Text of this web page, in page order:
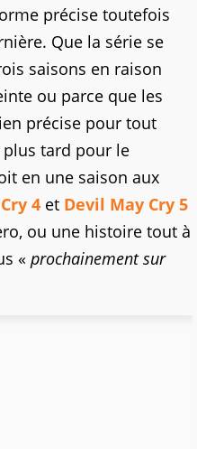
précise toutefois
Que la série se
saisons en raison
ou parce que les
précise pour tout
tard pour le
en une saison aux
4 et Devil May Cry 5
ou une histoire tout à
« prochainement sur